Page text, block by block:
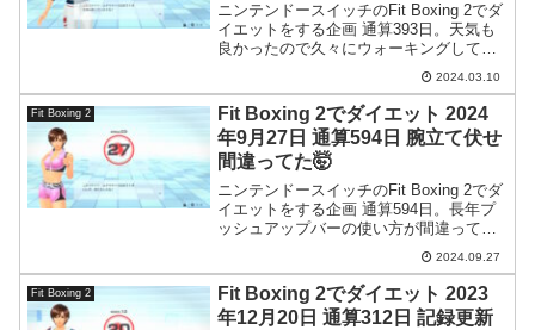
ニンテンドースイッチのFit Boxing 2でダ
イエットをする企画 通算393日。天気も
良かったので久々にウォーキングして神
社にお礼参りに行ってきました。フィッ
トボクシングと筋トレも実行。また今日
から時短に向けて懸垂に取り組むことに
しました。
2024.03.10
Fit Boxing 2
Fit Boxing 2でダイエット 2024
年9月27日 通算594日 腕立て伏せ
間違ってた🤯
ニンテンドースイッチのFit Boxing 2でダ
イエットをする企画 通算594日。長年プ
ッシュアップバーの使い方が間違ってい
たことが判明。正しいフォームで腕立て
伏せをしたらちゃんと大胸筋に刺激が入
りました。
2024.09.27
Fit Boxing 2
Fit Boxing 2でダイエット 2023
年12月20日 通算312日 記録更新